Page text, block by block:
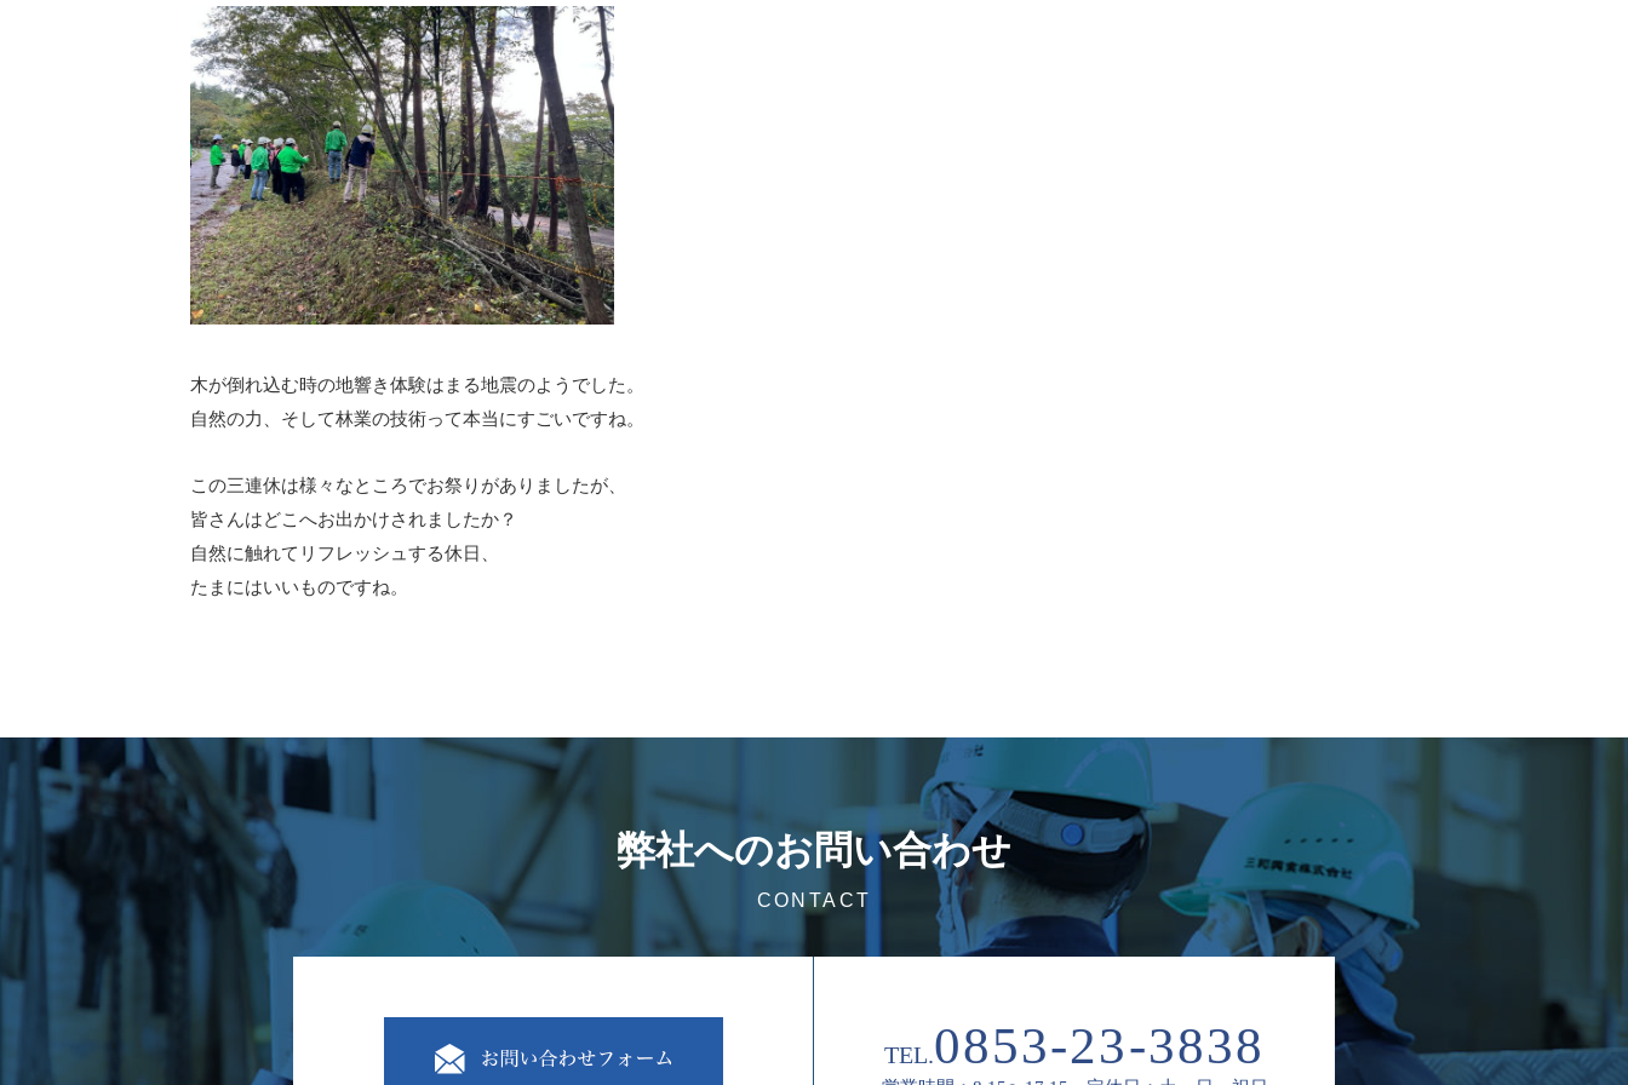
木が倒れ込む時の地響き体験はまる地震のようでした。
自然の力、そして林業の技術って本当にすごいですね。
この三連休は様々なところでお祭りがありましたが、
皆さんはどこへお出かけされましたか？
自然に触れてリフレッシュする休日、
たまにはいいものですね。
弊社へのお問い合わせ
CONTACT
TEL.0853-23-3838